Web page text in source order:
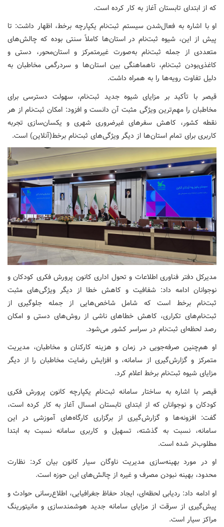
که از ابتدای تابستان آغاز به کار کرده است.
او با اشاره به فعال‌شدن سیستم ثبت‌نام یکپارچه برخط، اظهار داشت: تا
پیش از این، شیوه ثبت‌نام در استان‌ها کاملاً سنتی بوده که چالش‌های
متعددی از جمله ثبت‌نام به‌صورت غیرمتمرکز و استان‌محور، دستی و
کاغذی‌بودن ثبت‌نام، ناهماهنگی بین استان‌ها و سردرگمی مخاطبان به
دلیل تفاوت رویه‌ها را به همراه داشت.
قیصر با تأکید بر مزایای شیوه جدید ثبت‌نام، سهولت دسترسی برای
مخاطبان را مهم‌ترین ویژگی مثبت آن دانست و افزود: امکان ثبت‌نام از هر
نقطه کشور، کاهش سفرهای غیرضروری شهری و یکسان‌سازی تجربه
کاربری برای تمام استان‌ها از دیگر ویژگی‌های ثبت‌نام برخط(آنلاین) است.
مدیرکل دفتر فناوری اطلاعات و تحول اداری کانون پرورش فکری کودکان و
نوجوانان ادامه داد: شفافیت و کاهش خطا از دیگر ویژگی‌های مثبت
ثبت‌نام برخط است که شامل شاخص‌هایی از جمله جلوگیری از
ثبت‌نام‌های تکراری، کاهش خطاهای ناشی از روش‌های دستی و امکان
رصد لحظه‌ای ثبت‌نام در سراسر کشور می‌شود.
او هم‌چنین صرفه‌جویی در زمان و هزینه کارکنان و مخاطبان، مدیریت
متمرکز و گزارش‌گیری از سامانه، و افزایش رضایت مخاطبان را از دیگر
مزایای شیوه ثبت‌نام برخط اعلام کرد.
قیصر با اشاره به ساختار سامانه ثبت‌نام یکپارچه کانون پرورش فکری
کودکان و نوجوانان که از ابتدای تابستان امسال آغاز به کار کرده است،
گفت: افزونه‌ها و گزارش‌گیری از برگزاری کارگاه‌های آموزشی در این
سامانه، نسبت به گذشته، تسهیل و کاربری سامانه نسبت به ابتدا
مطلوب‌تر شده است.
او در مورد بهینه‌سازی مدیریت ناوگان سیار کانون بیان کرد: نظارت
محدود، بهینه نبودن مصرف و غیره از چالش‌های این حوزه است.
او ادامه داد: ردیابی لحظه‌ای، ایجاد حفاظ جغرافیایی، اطلاع‌رسانی حوادث و
پیش‌گیری از سرقت از مزایای سامانه جدید هوشمندسازی و مانیتورینگ
مراکز سیار است.